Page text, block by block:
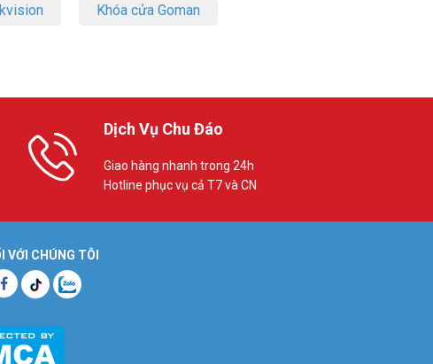
Khóa cửa Goman
Dịch Vụ Chu Đáo
Giao hàng nhanh trong 24h
Hotline phục vụ cả T7 và CN
VỚI CHÚNG TÔI